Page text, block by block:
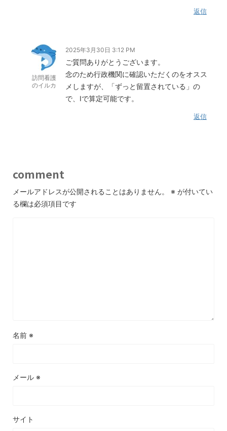
返信
訪問看護
のイルカ
2025年3月30日 3:12 PM
ご質問ありがとうございます。
念のため行政機関に確認いただくのをオスス
メしますが、「ずっと留置されている」の
で、Ⅰで算定可能です。
返信
comment
メールアドレスが公開されることはありません。 ※ が付いてい
る欄は必須項目です
名前 ※
メール ※
サイト